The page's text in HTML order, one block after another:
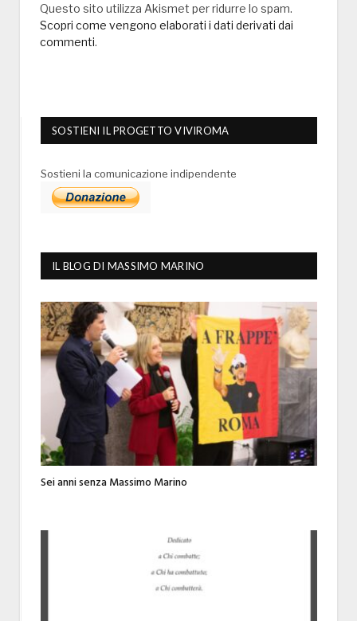
Questo sito utilizza Akismet per ridurre lo spam.
Scopri come vengono elaborati i dati derivati dai
commenti.
SOSTIENI IL PROGETTO VIVIROMA
Sostieni la comunicazione indipendente
IL BLOG DI MASSIMO MARINO
Sei anni senza Massimo Marino